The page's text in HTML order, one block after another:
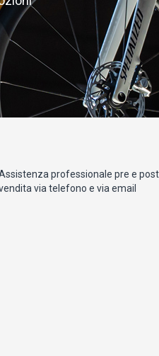
professionale pre e post
via telefono e via email